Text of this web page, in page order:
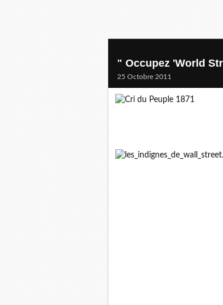
" Occupez 'World
25 Octobre 2011